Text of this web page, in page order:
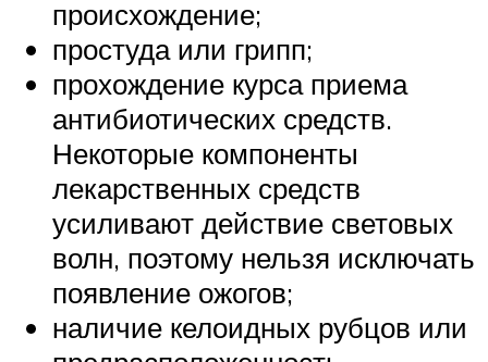
происхождение;
простуда или грипп;
прохождение курса приема
антибиотических средств.
Некоторые компоненты
лекарственных средств
усиливают действие световых
волн, поэтому нельзя исключать
появление ожогов;
наличие келоидных рубцов или